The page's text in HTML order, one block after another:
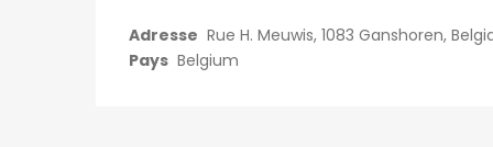
Adresse Rue H. Meuwis, 1083 Ganshoren,
Pays Belgium